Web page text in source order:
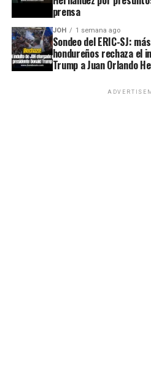
prensa
JOH 1 semana ago
Sondeo del ERIC-SJ:
hondureños rechaza el
Trump a Juan Orlando